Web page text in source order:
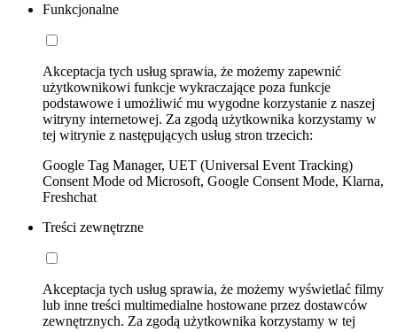
Funkcjonalne
Akceptacja tych usług sprawia, że możemy zapewnić
użytkownikowi funkcje wykraczające poza funkcje
podstawowe i umożliwić mu wygodne korzystanie z naszej
witryny internetowej. Za zgodą użytkownika korzystamy w
tej witrynie z następujących usług stron trzecich:
Google Tag Manager, UET (Universal Event Tracking)
Consent Mode od Microsoft, Google Consent Mode, Klarna,
Freshchat
Treści zewnętrzne
Akceptacja tych usług sprawia, że możemy wyświetlać filmy
lub inne treści multimedialne hostowane przez dostawców
zewnętrznych. Za zgodą użytkownika korzystamy w tej